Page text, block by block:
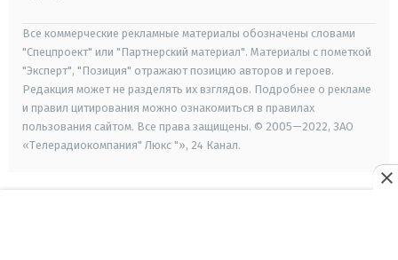
Все коммерческие рекламные материалы обозначены словами
"Спецпроект" или "Партнерский материал". Материалы с пометкой
"Эксперт", "Позиция" отражают позицию авторов и героев.
Редакция может не разделять их взглядов. Подробнее о рекламе
и правил цитирования можно ознакомиться в правилах
пользования сайтом. Все права защищены. © 2005—2022, ЗАО
«Телерадиокомпания" Люкс "», 24 Канал.